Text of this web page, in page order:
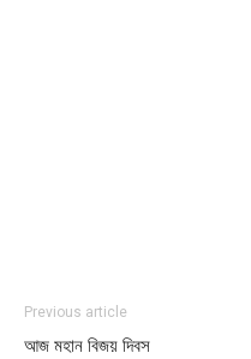
Previous article
আজ মহান বিজয় দিবস